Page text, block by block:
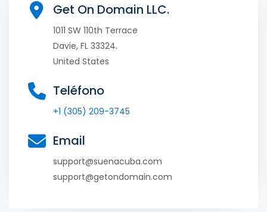
Get On Domain LLC.
1011 SW 110th Terrace
Davie, FL 33324.
United States
Teléfono
+1 (305) 209-3745
Email
support@suenacuba.com
support@getondomain.com